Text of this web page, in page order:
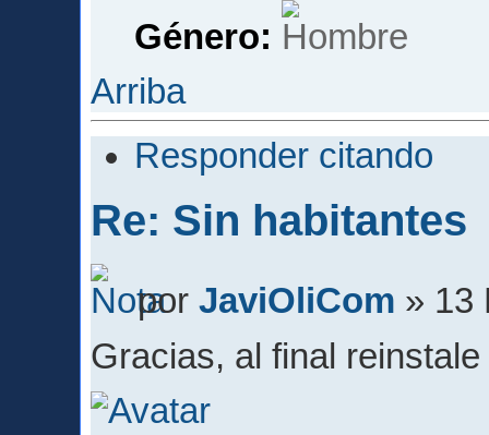
Género:
Arriba
Responder citando
Re: Sin habitantes
porJaviOliCom » 13
Gracias, al final